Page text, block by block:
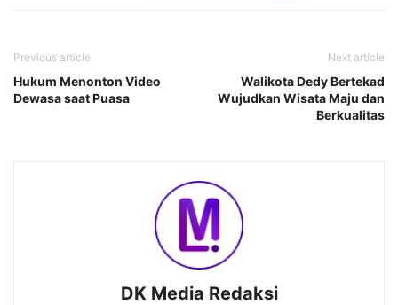
Previous article
Hukum Menonton Video
Dewasa saat Puasa
Next article
Walikota Dedy Bertekad
Wujudkan Wisata Maju dan
Berkualitas
DK Media Redaksi